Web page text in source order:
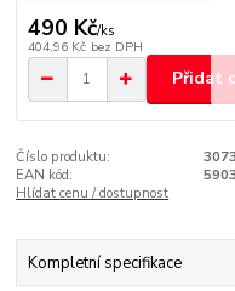
490 Kč/ks
404,96 Kč bez DPH
Přidat
Číslo produktu:
EAN kód:
Hlídat cenu / dostupnost
Kompletní specifikace